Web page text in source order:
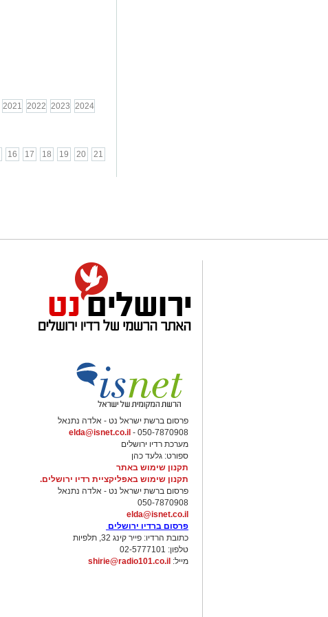
2021 2022 2023 2024
16 17 18 19 20
21
פרסום ברשת ישראל נט - אלדה נתנאל
050-7870908 -
elda@isnet.co.il
מערכת רדיו ירושלים
ספורט: גלעד כהן
תקנון שימוש באתר
תקנון שימוש באפליקציית רדיו ירושלים.
פרסום ברשת ישראל נט - אלדה נתנאל
050-7870908
elda@isnet.co.il
פרסום ברדיו ירושלים
כתובת הרדיו: פייר קינג 32, תלפיות
טלפון: 02-5777101
מייל: shirie@radio101.co.il